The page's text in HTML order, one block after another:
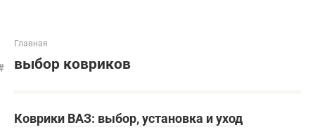
Главная
выбор ковриков
Коврики ВАЗ: выбор, установка и уход